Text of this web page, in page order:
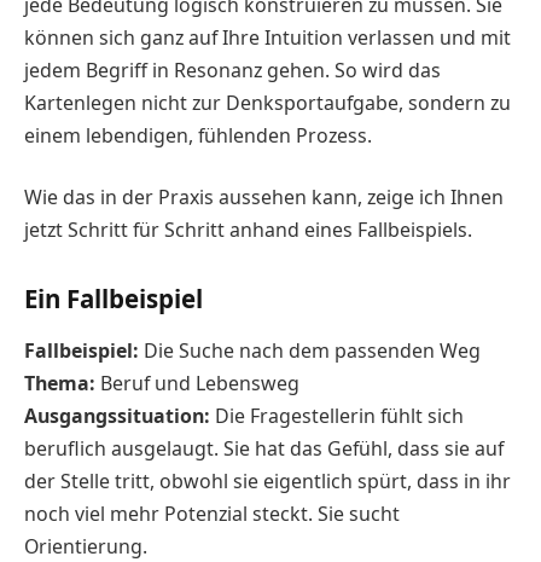
können sich ganz auf Ihre Intuition verlassen und mit
jedem Begriff in Resonanz gehen. So wird das
Kartenlegen nicht zur Denksportaufgabe, sondern zu
einem lebendigen, fühlenden Prozess.
Wie das in der Praxis aussehen kann, zeige ich Ihnen
jetzt Schritt für Schritt anhand eines Fallbeispiels.
Ein Fallbeispiel
Fallbeispiel: Die Suche nach dem passenden Weg
Thema: Beruf und Lebensweg
Ausgangssituation: Die Fragestellerin fühlt sich
beruflich ausgelaugt. Sie hat das Gefühl, dass sie auf
der Stelle tritt, obwohl sie eigentlich spürt, dass in ihr
noch viel mehr Potenzial steckt. Sie sucht
Orientierung.